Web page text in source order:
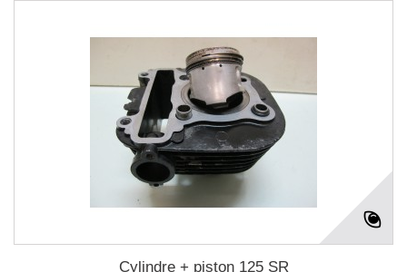
Cylindre + piston 125 SR